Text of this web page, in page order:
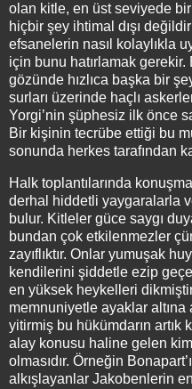
olan kitle, en üst seviyede
hiçbir şey ihtimal dışı
efsanelerin nasıl kolaylıkla
için bunu hatırlamak
gözünde hızlıca başka bir
surları üzerinde haçlı
Yorgi’nin şüphesiz ilk önce
Bir kişinin tecrübe ettiği bu
sonunda herkes tarafından
Halk toplantılarında
derhal hiddetli yaygaralarla
bulur. Kitleler güce saygı
bundan çok etkilenmezler
zayıflıktır. Onlar yumuşak
kendilerini şiddetle ezip
en yüksek heykelleri
memnuniyetle ayaklar
yitirmiş bu hükümdarın artık
alay konusu haline gelen
olmasıdır. Örneğin
alkışlayanlar Jakobenlerin